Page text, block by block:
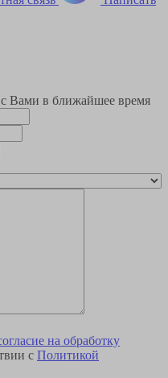
Вами в ближайшее время
на обработку
с Политикой